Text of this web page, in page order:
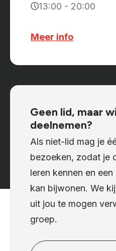
13:00 - 20:00
Meer info
Geen lid, maar
deelnemen?
Als niet-lid mag je
bezoeken, zodat je
leren kennen en
kan bijwonen. We
uit jou te mogen
groep.